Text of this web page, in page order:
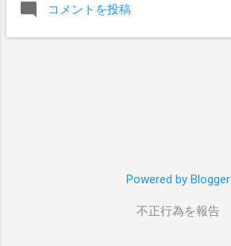
コメントを投稿
Powered by Blogger
不正行為を報告